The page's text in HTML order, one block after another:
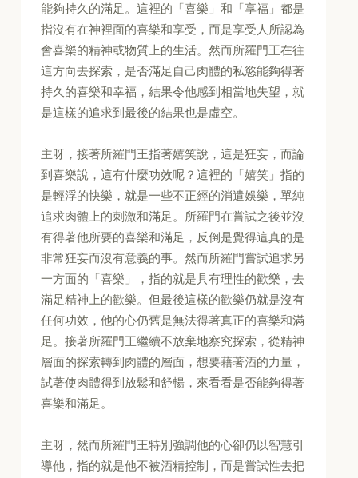
能夠持久的滿足。這裡的「喜樂」和「享福」都是
指沒有在神裡面的喜樂和享受，而是享受人所認為
會喜樂的精神或物質上的生活。然而所羅門王在往
這方向去探索，是否滿足自己肉體的私慾能夠得著
持久的喜樂和幸福，結果令他感到相當地失望，就
是這樣的追求到最後的結果也是虛空。
主呀，接著所羅門王指著嬉笑說，這是狂妄，而論
到喜樂說，這有什麼功效呢？這裡的「嬉笑」指的
是輕浮的快樂，就是一些不正經的消遣娛樂，單純
追求肉體上的刺激和滿足。所羅門在嘗試之後並沒
有得著他所要的喜樂和滿足，反倒是覺得這真的是
非常狂妄而沒有意義的事。然而所羅門嘗試追求另
一方面的「喜樂」，指的就是具有理性的歡樂，去
滿足精神上的歡樂。但最後這樣的歡樂仍就是沒有
任何功效，他的心仍舊是無法得著真正的喜樂和滿
足。接著所羅門王繼續不放棄地察究探索，從精神
層面的探索轉到肉體的層面，想要藉著酒的力量，
試著使肉體得到放鬆和舒暢，來看看是否能夠得著
喜樂和滿足。
主呀，然而所羅門王特別強調他的心卻仍以智慧引
導他，指的就是他不被酒精控制，而是嘗試性去把